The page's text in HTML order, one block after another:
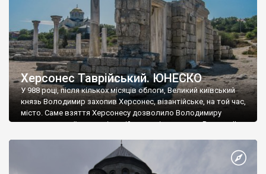
Херсонес Таврійський. ЮНЕСКО
У 988 році, після кількох місяців облоги, Великий київський
князь Володимир захопив Херсонес, візантійське, на той час,
місто. Саме взяття Херсонесу дозволило Володимиру
диктувати свої умови візантійському імператору Василю ІІ, та
Херсонесі Володимир-язичник, став Василем-християнином.
А потім було Хрещення Русі. На честь Херсонесу Таврійського